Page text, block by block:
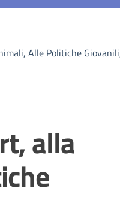
Alle Politiche
alla